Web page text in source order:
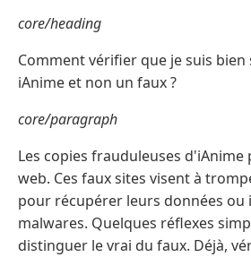
core/heading
Comment vérifier que je suis bien
iAnime et non un faux ?
core/paragraph
Les copies frauduleuses
web. Ces faux sites visent à
pour récupérer leurs données ou
malwares. Quelques réflexes
distinguer le vrai du faux. Déjà,